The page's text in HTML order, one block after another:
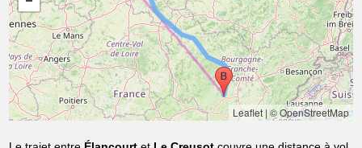
Leaflet|© OpenStreetMap